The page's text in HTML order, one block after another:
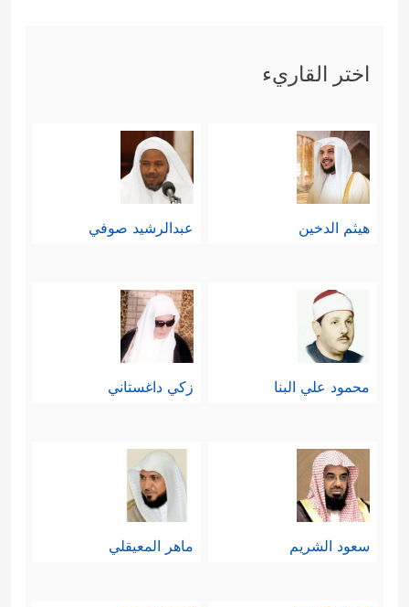
اختر القاريء
هيثم الدخين عبدالرشيد صوفي
محمود علي البنا زكي داغستاني
سعود الشريم ماهر المعيقلي